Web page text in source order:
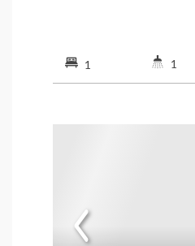
1 1